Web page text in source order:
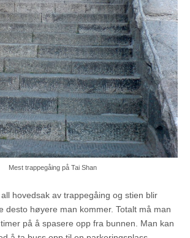
Mest trappegåing på Tai Shan
hovedsak av trappegåing og stien blir
desto høyere man kommer. Totalt må man
på å spasere opp fra bunnen. Man kan